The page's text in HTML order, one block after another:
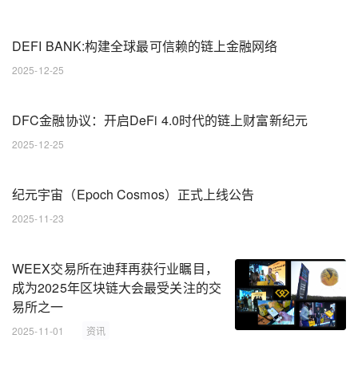
DEFI BANK:构建全球最可信赖的链上金融网络
2025-12-25
DFC金融协议：开启DeFi 4.0时代的链上财富新纪元
2025-12-25
纪元宇宙（Epoch Cosmos）正式上线公告
2025-11-23
WEEX交易所在迪拜再获行业瞩目，
成为2025年区块链大会最受关注的交
易所之一
2025-11-01 资讯